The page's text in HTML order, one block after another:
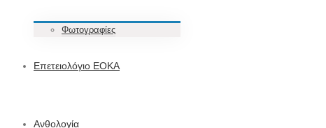
Φωτογραφίες
Επετειολόγιο ΕΟΚΑ
Ανθολογία